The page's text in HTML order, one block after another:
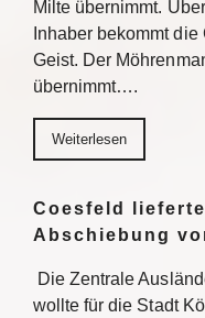
Milte übernimmt.
Inhaber bekommt
Geist. Der
übernimmt….
Weiterlesen
Coesfeld
Abschiebung
Die Zentrale
wollte für die Stadt